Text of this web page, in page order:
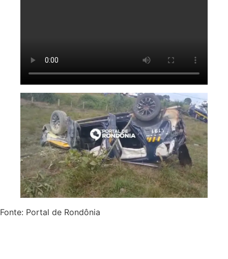
Fonte: Portal de Rondônia